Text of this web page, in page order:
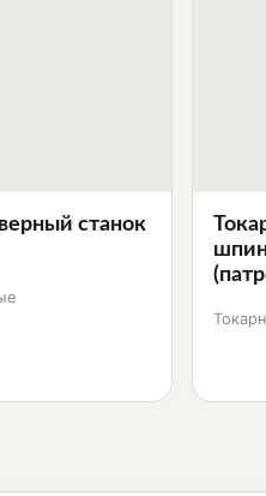
станок